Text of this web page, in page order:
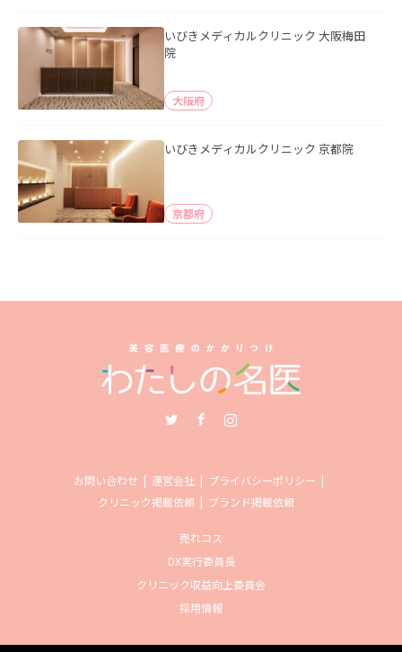
いびきメディカルクリニック 大阪梅田
院
大阪府
いびきメディカルクリニック 京都院
京都府
お問い合わせ 運営会社
プライバシーポリシー
クリニック掲載依頼
ブランド掲載依頼
売れコス
DX実行委員長
クリニック収益向上委員会
採用情報